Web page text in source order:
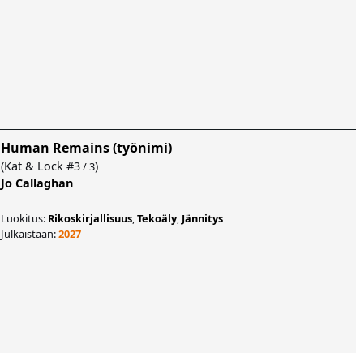
Human Remains (työnimi)
(Kat & Lock #3/ 3)
Jo Callaghan
Luokitus: Rikoskirjallisuus,Tekoäly, Jännitys
Julkaistaan:2027